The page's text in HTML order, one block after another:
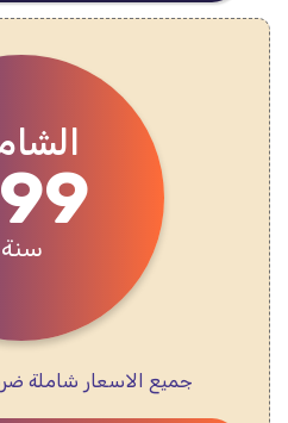
سنة
جميع الاسعار شاملة